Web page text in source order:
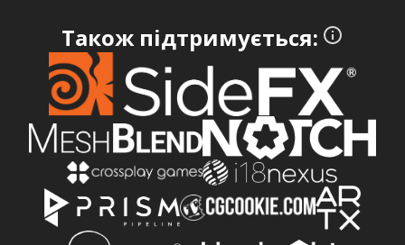
Також підтримується: